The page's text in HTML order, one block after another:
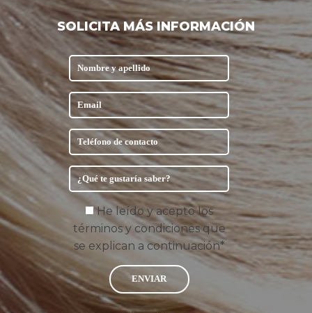
SOLICITA MÁS INFORMACIÓN
He leído y acepto los
términos y condiciones que
se explican a continuación*
ENVIAR